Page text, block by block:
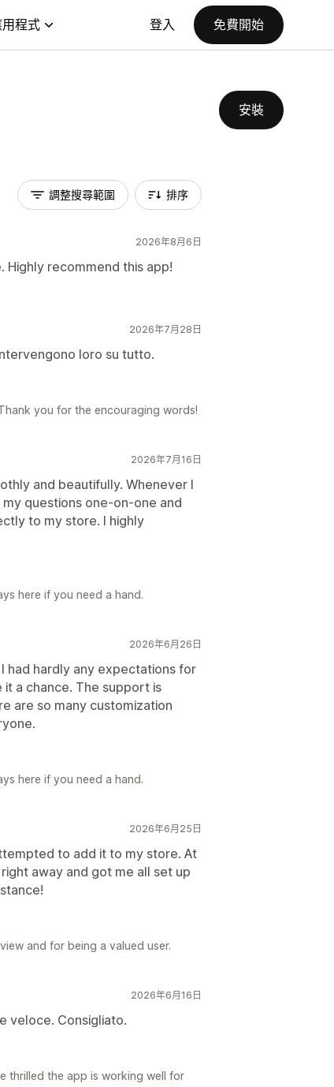
程式 登入 免費開始
安裝
調整搜尋範圍 排序
2026年8月6日
Highly recommend this app!
2026年7月28日
loro su tutto.
you for the encouraging words!
2026年7月16日
and beautifully. Whenever I
questions one-on-one and
to my store. I highly
here if you need a hand.
2026年6月26日
had hardly any expectations for
a chance. The support is
are so many customization
here if you need a hand.
2026年6月25日
to add it to my store. At
away and got me all set up
and for being a valued user.
2026年6月16日
veloce. Consigliato.
thrilled the app is working well for